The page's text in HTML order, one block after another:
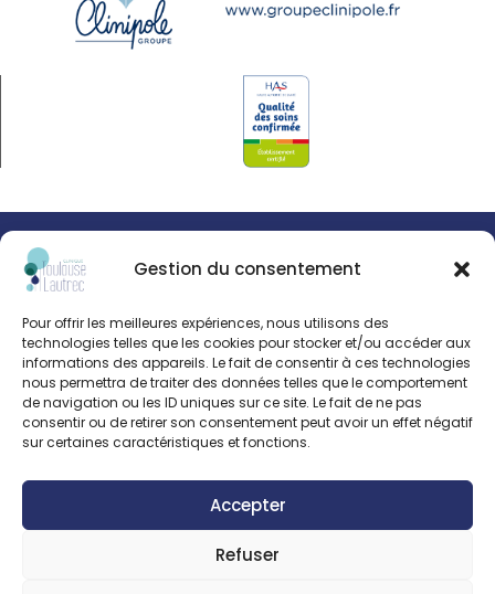
Gestion du consentement
Pour offrir les meilleures expériences, nous utilisons des
technologies telles que les cookies pour stocker et/ou accéder aux
informations des appareils. Le fait de consentir à ces technologies
nous permettra de traiter des données telles que le comportement
de navigation ou les ID uniques sur ce site. Le fait de ne pas
consentir ou de retirer son consentement peut avoir un effet négatif
sur certaines caractéristiques et fonctions.
Accepter
Refuser
© Clinipole
Annuaire praticiens
Plan du site
Mentions légales